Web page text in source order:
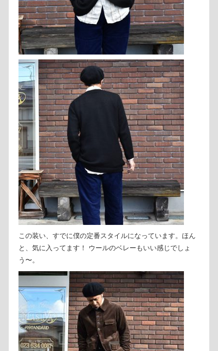
この装い、すでに僕の定番スタイルになっています。ほん
と、気に入ってます！ ウールのベレーもいい感じでしょ
う〜。